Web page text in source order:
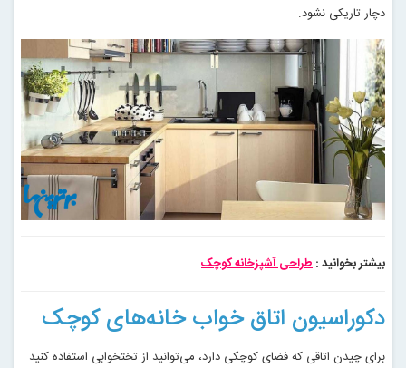
دچار تاریکی نشود.
بیشتر بخوانید :طراحی آشپزخانه کوچک
دکوراسیون اتاق خواب خانه‌های کوچک
برای چیدن اتاقی که فضای کوچکی دارد، می‌توانید از تختخوابی استفاده کنید